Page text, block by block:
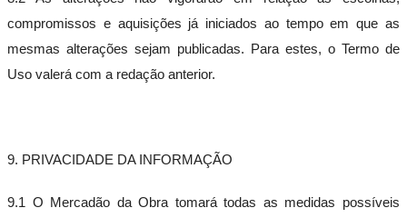
compromissos e aquisições já iniciados ao tempo em que as
mesmas alterações sejam publicadas. Para estes, o Termo de
Uso valerá com a redação anterior.
9. PRIVACIDADE DA INFORMAÇÃO
9.1 O Mercadão da Obra tomará todas as medidas possíveis